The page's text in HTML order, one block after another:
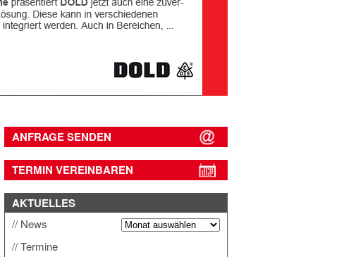
ANFRAGE SENDEN
TERMIN VEREINBAREN
AKTUELLES
News
Termine